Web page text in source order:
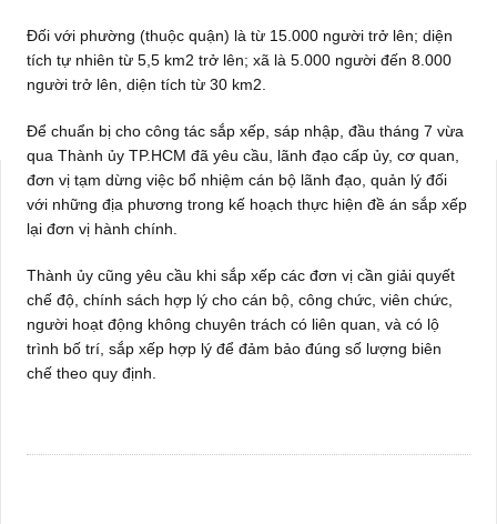
Đối với phường (thuộc quận) là từ 15.000 người trở lên; diện
tích tự nhiên từ 5,5 km2 trở lên; xã là 5.000 người đến 8.000
người trở lên, diện tích từ 30 km2.
Để chuẩn bị cho công tác sắp xếp, sáp nhập, đầu tháng 7 vừa
qua Thành ủy TP.HCM đã yêu cầu, lãnh đạo cấp ủy, cơ quan,
đơn vị tạm dừng việc bổ nhiệm cán bộ lãnh đạo, quản lý đối
với những địa phương trong kế hoạch thực hiện đề án sắp xếp
lại đơn vị hành chính.
Thành ủy cũng yêu cầu khi sắp xếp các đơn vị cần giải quyết
chế độ, chính sách hợp lý cho cán bộ, công chức, viên chức,
người hoạt động không chuyên trách có liên quan, và có lộ
trình bố trí, sắp xếp hợp lý để đảm bảo đúng số lượng biên
chế theo quy định.